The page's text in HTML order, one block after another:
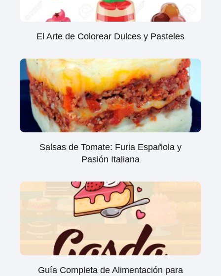
El Arte de Colorear Dulces y Pasteles
Salsas de Tomate: Furia Española y
Pasión Italiana
Guía Completa de Alimentación para